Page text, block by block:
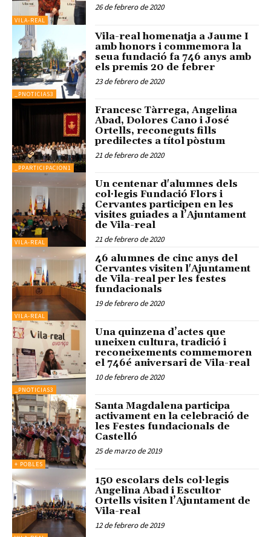
VILA-REAL
26 de febrero de 2020
_PNOTICIAS3
Vila-real homenatja a Jaume I
amb honors i commemora la
seua fundació fa 746 anys amb
els premis 20 de febrer
23 de febrero de 2020
_PPARTICIPACION1
Francesc Tàrrega, Angelina
Abad, Dolores Cano i José
Ortells, reconeguts fills
predilectes a títol pòstum
21 de febrero de 2020
VILA-REAL
Un centenar d'alumnes dels
col·legis Fundació Flors i
Cervantes participen en les
visites guiades a l’Ajuntament
de Vila-real
21 de febrero de 2020
VILA-REAL
46 alumnes de cinc anys del
Cervantes visiten l'Ajuntament
de Vila-real per les festes
fundacionals
19 de febrero de 2020
_PNOTICIAS3
Una quinzena d’actes que
uneixen cultura, tradició i
reconeixements commemoren
el 746é aniversari de Vila-real
10 de febrero de 2020
+ POBLES
Santa Magdalena participa
activament en la celebració de
les Festes fundacionals de
Castelló
25 de marzo de 2019
150 escolars dels col·legis
Angelina Abad i Escultor
Ortells visiten l’Ajuntament de
Vila-real
12 de febrero de 2019